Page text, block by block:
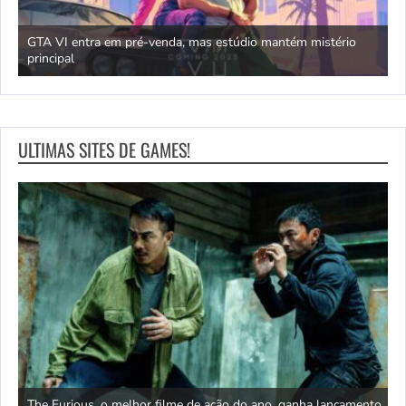
GTA VI entra em pré-venda, mas estúdio mantém mistério
principal
ULTIMAS SITES DE GAMES!